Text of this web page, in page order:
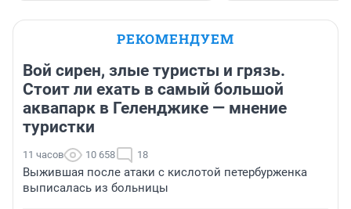
РЕКОМЕНДУЕМ
Вой сирен, злые туристы и грязь.
Стоит ли ехать в самый большой
аквапарк в Геленджике — мнение
туристки
11 часов 10 658 18
Выжившая после атаки с кислотой петербурженка
выписалась из больницы